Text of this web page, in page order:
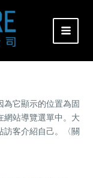
為它顯示的位置為固
網站導覽選單中。大
訪客介紹自己。〈關